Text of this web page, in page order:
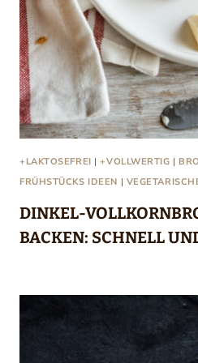
+LAKTOSEFREI |+VOLLWERTIG |
FRÜHSTÜCKS IDEEN |
DINKEL-
BACKEN: SCHNELL